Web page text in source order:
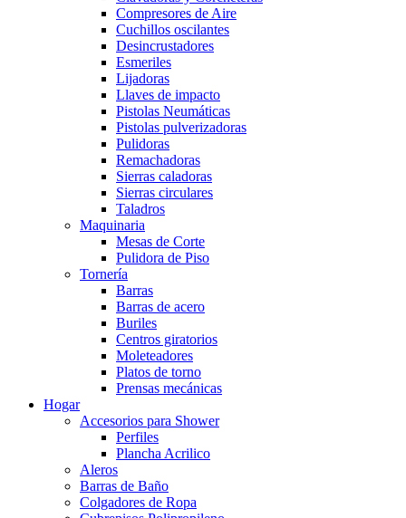
Compresores de Aire
Cuchillos oscilantes
Desincrustadores
Esmeriles
Lijadoras
Llaves de impacto
Pistolas Neumáticas
Pistolas pulverizadoras
Pulidoras
Remachadoras
Sierras caladoras
Sierras circulares
Taladros
Maquinaria
Mesas de Corte
Pulidora de Piso
Tornería
Barras
Barras de acero
Buriles
Centros giratorios
Moleteadores
Platos de torno
Prensas mecánicas
Hogar
Accesorios para Shower
Perfiles
Plancha Acrilico
Aleros
Barras de Baño
Colgadores de Ropa